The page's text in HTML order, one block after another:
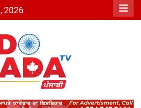
2026
TV – The Most